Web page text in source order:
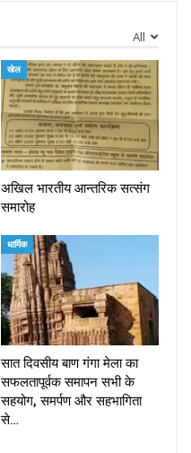
All
खेल
अखिल भारतीय आन्तरिक सत्संग
समारोह
धार्मिक
सात दिवसीय बाण गंगा मेला का
सफलतापूर्वक समापन सभी के
सहयोग, समर्पण और सहभागिता
से…